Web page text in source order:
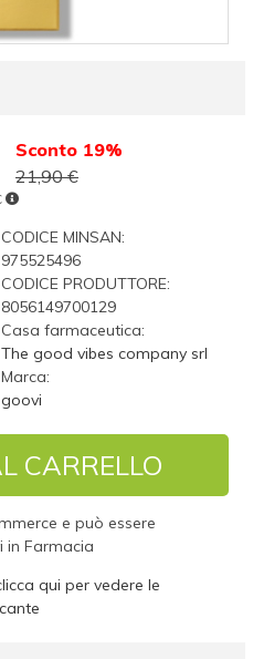
Sconto 19%
21,90 €
CODICE MINSAN:
975525496
CODICE PRODUTTORE:
8056149700129
Casa farmaceutica:
The good vibes company srl
Marca:
goovi
CARRELLO
e può essere
in Farmacia
qui per vedere le